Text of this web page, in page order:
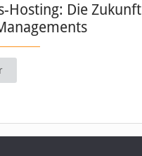
Hosting: Die Zukunft